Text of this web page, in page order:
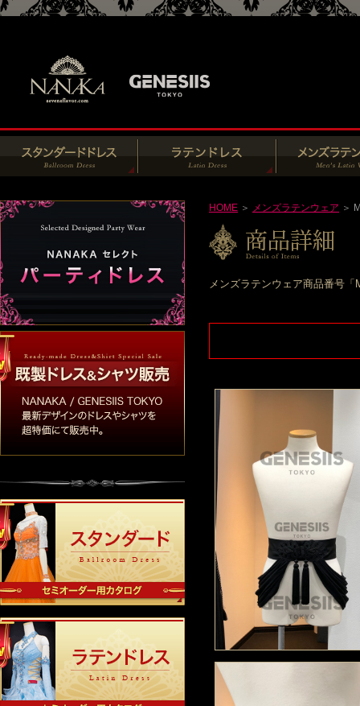
HOME ＞ メンズラテンウェア ＞
メンズラテンウェア商品番号